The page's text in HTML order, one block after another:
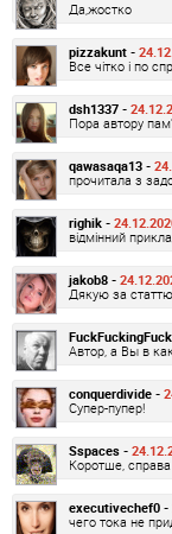
Да,жостко
pizzakunt -
Все чітко і по
dsh1337 -
Пора автору
qawasaqa13 -
прочитала з
righik -
відмінний
jakob8 -
Дякую за
Автор, а Вы в
conquerdivide -
Супер-пупер!
Sspaces -
Коротше, справа
executivechef0 -
чего тока не